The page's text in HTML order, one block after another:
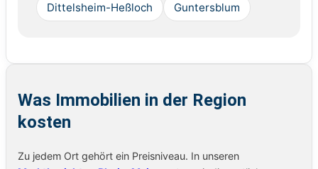
Dittelsheim-Heßloch Guntersblum
Was Immobilien in der Region
kosten
Zu jedem Ort gehört ein Preisniveau. In unseren